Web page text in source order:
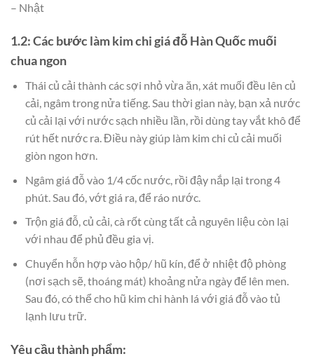
– Nhật
1.2: Các bước làm kim chi giá đỗ Hàn Quốc muối
chua ngon
Thái củ cải thành các sợi nhỏ vừa ăn, xát muối đều lên củ
cải, ngâm trong nửa tiếng. Sau thời gian này, bạn xả nước
củ cải lại với nước sạch nhiều lần, rồi dùng tay vắt khô để
rút hết nước ra. Điều này giúp làm kim chi củ cải muối
giòn ngon hơn.
Ngâm giá đỗ vào 1/4 cốc nước, rồi đậy nắp lại trong 4
phút. Sau đó, vớt giá ra, để ráo nước.
Trộn giá đỗ, củ cải, cà rốt cùng tất cả nguyên liệu còn lại
với nhau để phủ đều gia vị.
Chuyển hỗn hợp vào hộp/ hũ kín, để ở nhiệt độ phòng
(nơi sạch sẽ, thoáng mát) khoảng nửa ngày để lên men.
Sau đó, có thể cho hũ kim chi hành lá với giá đỗ vào tủ
lạnh lưu trữ.
Yêu cầu thành phẩm: